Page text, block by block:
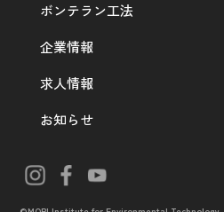
ボンテラン工法
企業情報
求人情報
お知らせ